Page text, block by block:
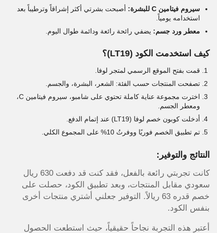
سيروم فيتامين C للبشرة:
أصبحت بشرتي أكثر إشراقاً وترطيباً بعد
استخدامه يومياً.
معطر ورد جسم: يضفي رائحة رائعة ودائمة طوال اليوم.
كيف استخدمت الكود (LT19)؟
قمت بفتح الموقع الرسمي لمتجر لوفا.
تصفحت المنتجات حسب الفئة: الشعر، البشرة، والجسم.
اخترت مجموعة عناية كاملة تحتوي على شامبو، سيروم فيتامين C،
ومعطر الجسم.
أدخلت كوبون خصم لوفا (LT19) عند إتمام الدفع.
تم تطبيق الخصم فوريًا ووفرتُ 10% على المجموع الكلي.
النتائج والتوفير:
كانت تجربتي رائعة بالفعل، فقد كنت قد دفعت 630 ريال
سعودي مقابل المنتجات، وبعد تطبيق الكود، حصلت على
خصم قدره 63 ريالاً. التوفير جعلني أشتري منتجات أخرى
بنفس الكود.
أعتبر هذه التجربة نجاحاً حقيقياً، حيث استطعت الحصول